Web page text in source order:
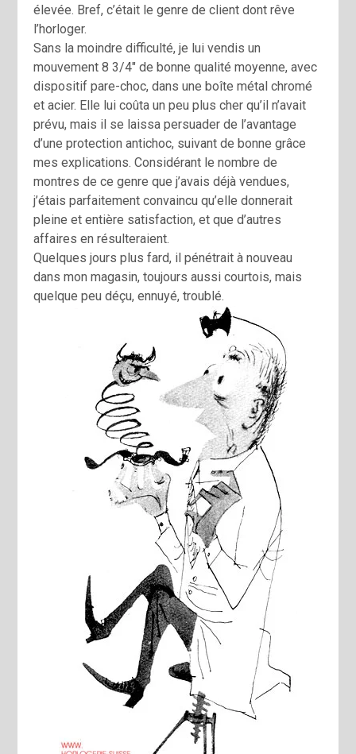
élevée. Bref, c’était le genre de client dont rêve
l’horloger.
Sans la moindre difficulté, je lui vendis un
mouvement 8 3/4″ de bonne qualité moyenne, avec
dispositif pare-choc, dans une boîte métal chromé
et acier. Elle lui coûta un peu plus cher qu’il n’avait
prévu, mais il se laissa persuader de l’avantage
d’une protection antichoc, suivant de bonne grâce
mes explications. Considérant le nombre de
montres de ce genre que j’avais déjà vendues,
j’étais parfaitement convaincu qu’elle donnerait
pleine et entière satisfaction, et que d’autres
affaires en résulteraient.
Quelques jours plus fard, il pénétrait à nouveau
dans mon magasin, toujours aussi courtois, mais
quelque peu déçu, ennuyé, troublé.